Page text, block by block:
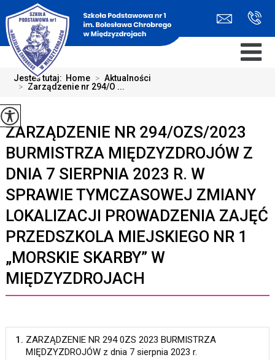
Jesteś tutaj: Home > Aktualności
> Zarządzenie nr 294/O ...
ZARZĄDZENIE NR 294/OZS/2023
BURMISTRZA MIĘDZYZDROJÓW Z
DNIA 7 SIERPNIA 2023 R. W
SPRAWIE TYMCZASOWEJ ZMIANY
LOKALIZACJI PROWADZENIA ZAJĘĆ
PRZEDSZKOLA MIEJSKIEGO NR 1
„MORSKIE SKARBY” W
MIĘDZYZDROJACH
1. ZARZĄDZENIE NR 294 0ZS 2023 BURMISTRZA
MIĘDZYZDROJÓW z dnia 7 sierpnia 2023 r.